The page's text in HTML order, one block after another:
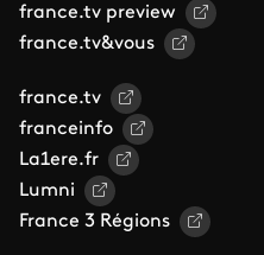
france.tv preview
france.tv&vous
france.tv
franceinfo
La1ere.fr
Lumni
France 3 Régions